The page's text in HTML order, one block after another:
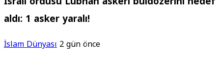
aldı: 1 asker yaralı!
İslam Dünyası2 gün önce